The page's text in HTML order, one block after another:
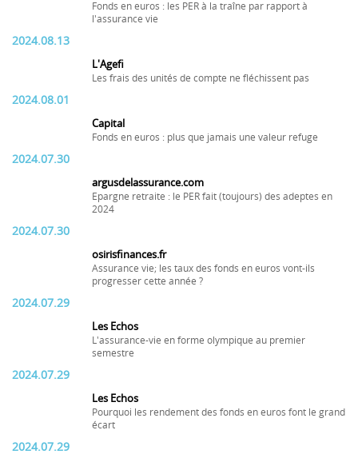
Fonds en euros : les PER à la traîne par rapport à
l'assurance vie
2024.08.13
L'Agefi
Les frais des unités de compte ne fléchissent pas
2024.08.01
Capital
Fonds en euros : plus que jamais une valeur refuge
2024.07.30
argusdelassurance.com
Epargne retraite : le PER fait (toujours) des adeptes en
2024
2024.07.30
osirisfinances.fr
Assurance vie; les taux des fonds en euros vont-ils
progresser cette année ?
2024.07.29
Les Echos
L'assurance-vie en forme olympique au premier
semestre
2024.07.29
Les Echos
Pourquoi les rendement des fonds en euros font le grand
écart
2024.07.29